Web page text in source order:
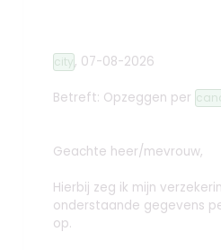
city, 07-08-2026
Betreft: Opzeggen per
Geachte heer/mevrouw,
Hierbij zeg ik mijn
onderstaande gegevens
op.